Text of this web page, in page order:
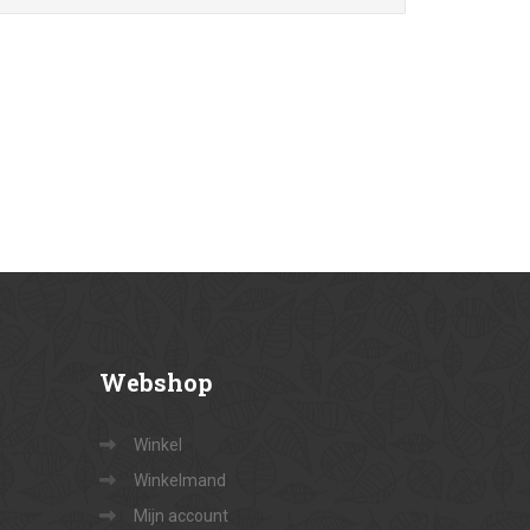
Webshop
Winkel
Winkelmand
Mijn account